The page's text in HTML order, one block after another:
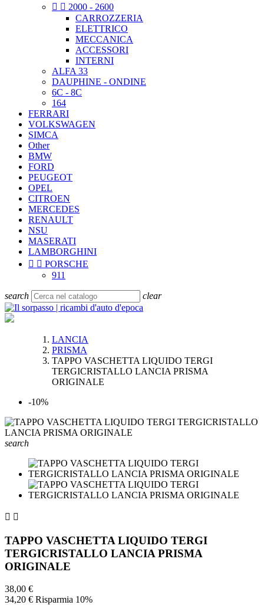
  2000 - 2600
CARROZZERIA
ELETTRICO
MECCANICA
ACCESSORI
INTERNI
ALFA 33
DAUPHINE - ONDINE
6C - 8C
164
FERRARI
VOLKSWAGEN
SIMCA
Other
BMW
FORD
PEUGEOT
OPEL
CITROEN
MERCEDES
RENAULT
NSU
MASERATI
LAMBORGHINI
  PORSCHE
911
search clear
LANCIA
PRISMA
TAPPO VASCHETTA LIQUIDO TERGI
TERGICRISTALLO LANCIA PRISMA
ORIGINALE
-10%
search
 
TAPPO VASCHETTA LIQUIDO TERGI
TERGICRISTALLO LANCIA PRISMA
ORIGINALE
38,00 €
34,20 € Risparmia 10%